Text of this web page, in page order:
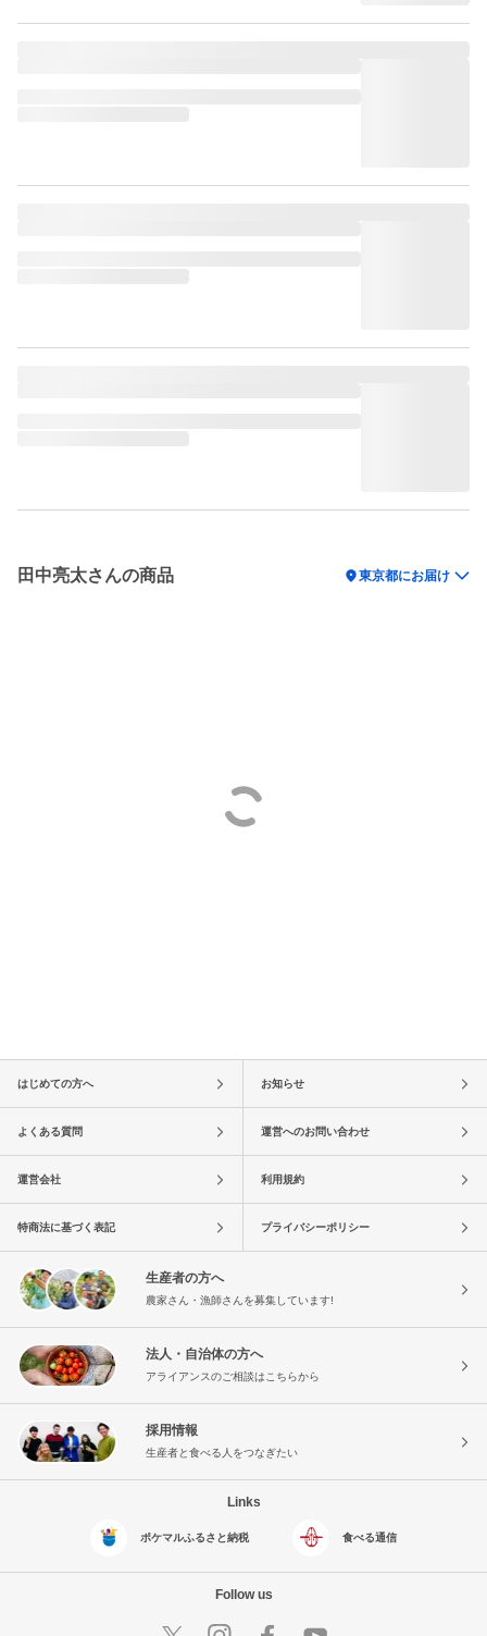
田中亮太さんの商品 location_on東京都にお届け
はじめての方へ お知らせ
よくある質問 運営へのお問い合わせ
運営会社 利用規約
特商法に基づく表記 プライバシーポリシー
生産者の方へ
農家さん・漁師さんを募集しています!
法人・自治体の方へ
アライアンスのご相談はこちらから
採用情報
生産者と食べる人をつなぎたい
Links
ポケマルふるさと納税 食べる通信
Follow us